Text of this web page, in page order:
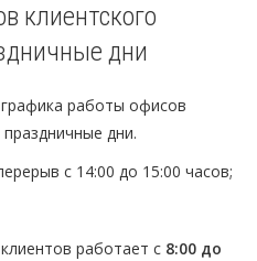
клиентского
дни
работы офисов
дни.
с 14:00 до 15:00 часов;
работает с 8:00 до